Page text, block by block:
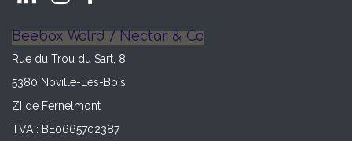
Beebox Wolrd / Nectar & Co
Rue du Trou du Sart, 8
5380 Noville-Les-Bois
ZI de Fernelmont
TVA : BE0665702387